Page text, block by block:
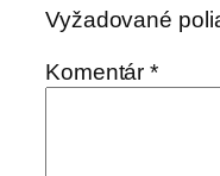
Vyžadované
Komentár*